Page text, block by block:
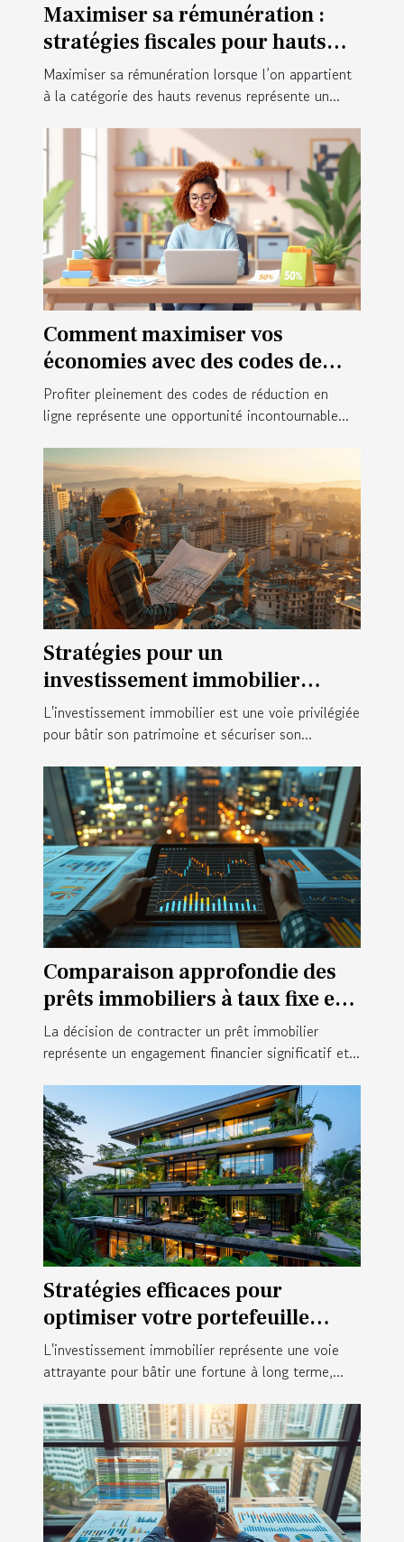
Maximiser sa rémunération :
stratégies fiscales pour hauts
revenus ?
Maximiser sa rémunération lorsque l’on appartient
à la catégorie des hauts revenus représente un...
Comment maximiser vos
économies avec des codes de
réduction en ligne
Profiter pleinement des codes de réduction en
ligne représente une opportunité incontournable...
Stratégies pour un
investissement immobilier
durable et rentable
L'investissement immobilier est une voie privilégiée
pour bâtir son patrimoine et sécuriser son...
Comparaison approfondie des
prêts immobiliers à taux fixe et
variable pour 2025
La décision de contracter un prêt immobilier
représente un engagement financier significatif et...
Stratégies efficaces pour
optimiser votre portefeuille
d'investissement immobilier
L'investissement immobilier représente une voie
attrayante pour bâtir une fortune à long terme,...